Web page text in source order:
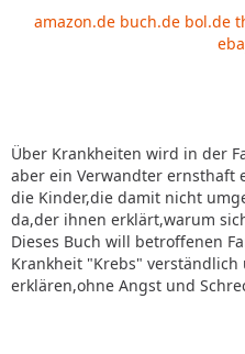
amazon.de buch.de bol.de
Über Krankheiten wird in der
aber ein Verwandter ernsthaft
die Kinder,die damit nicht
da,der ihnen erklärt,warum
Dieses Buch will betroffenen
Krankheit "Krebs"
erklären,ohne Angst und